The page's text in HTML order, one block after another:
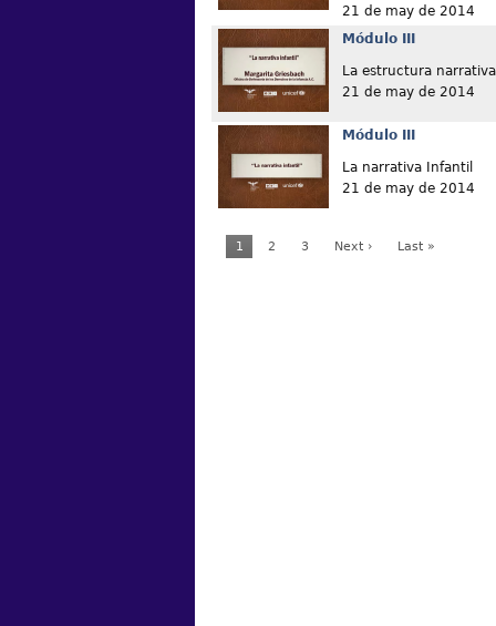
21 de may de 2014
Módulo III
La estructura
21 de may de 2014
Módulo III
La narrativa Infantil
21 de may de 2014
1 2 3 Next › Last »